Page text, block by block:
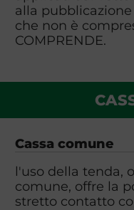
alla
che non è
COMPRENDE.
Cassa comune
l'uso della tenda,
comune, offre la
stretto contatto